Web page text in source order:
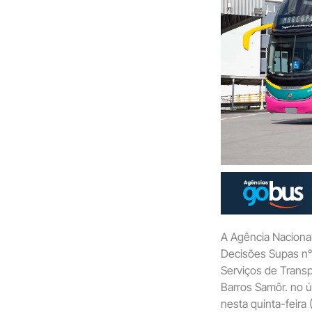
A Agência
Decisões Supas
Serviços de
Barros Samôr. no
nesta quinta-feira